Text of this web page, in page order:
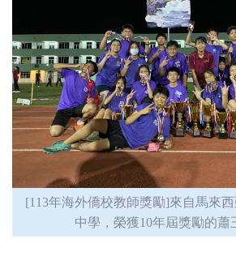
[113年海外僑校教師獎勵]來自馬來
中學，榮獲10年屆獎勵的蕭